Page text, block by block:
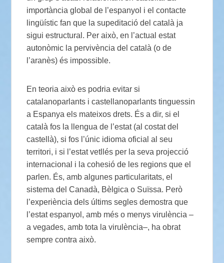
importància global de l’espanyol i el contacte
lingüístic fan que la supeditació del català ja
sigui estructural. Per això, en l’actual estat
autonòmic la pervivència del català (o de
l’aranès) és impossible.
En teoria això es podria evitar si
catalanoparlants i castellanoparlants tinguessin
a Espanya els mateixos drets. És a dir, si el
català fos la llengua de l’estat (al costat del
castellà), si fos l’únic idioma oficial al seu
territori, i si l’estat vetllés per la seva projecció
internacional i la cohesió de les regions que el
parlen. És, amb algunes particularitats, el
sistema del Canadà, Bèlgica o Suïssa. Però
l’experiència dels últims segles demostra que
l’estat espanyol, amb més o menys virulència –
a vegades, amb tota la virulència–, ha obrat
sempre contra això.